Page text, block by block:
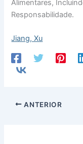
Alimentares,
Responsabilidade.
Jiang, Xu
ANTERIOR